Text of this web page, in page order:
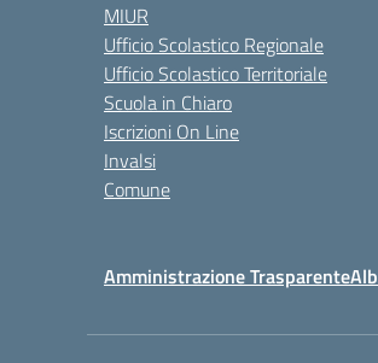
MIUR
Ufficio Scolastico Regionale
Ufficio Scolastico Territoriale
Scuola in Chiaro
Iscrizioni On Line
Invalsi
Comune
Amministrazione Trasparente